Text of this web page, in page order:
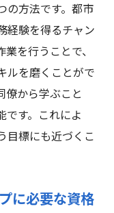
の活用法
その効果
戦略
向上の具体策
で年収500万円
めの実践的手
の方法です。都市
経験を得るチャン
を行うことで、
ルを磨くことがで
僚から学ぶこと
です。これによ
目標にも近づくこ
に必要な資格